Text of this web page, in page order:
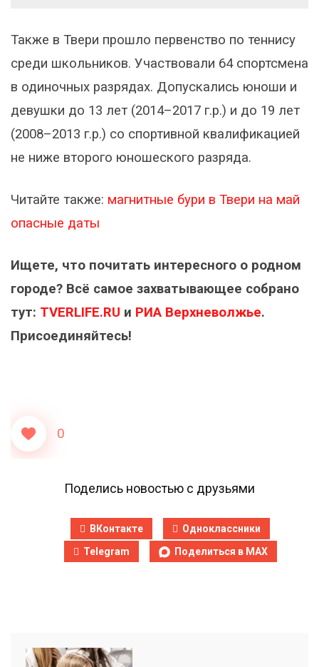
Также в Твери прошло первенство по теннису
среди школьников. Участвовали 64 спортсмена
в одиночных разрядах. Допускались юноши и
девушки до 13 лет (2014–2017 г.р.) и до 19 лет
(2008–2013 г.р.) со спортивной квалификацией
не ниже второго юношеского разряда.
Читайте также: магнитные бури в Твери на май
опасные даты
Ищете, что почитать интересного о родном
городе? Всё самое захватывающее собрано
тут: TVERLIFE.RU и РИА Верхневолжье.
Присоединяйтесь!
0
Поделись новостью с друзьями
ВКонтакте
Одноклассники
Telegram
Поделиться в MAX